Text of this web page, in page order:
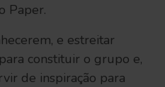
Paper.
e estreitar
constituir o grupo e,
de inspiração para